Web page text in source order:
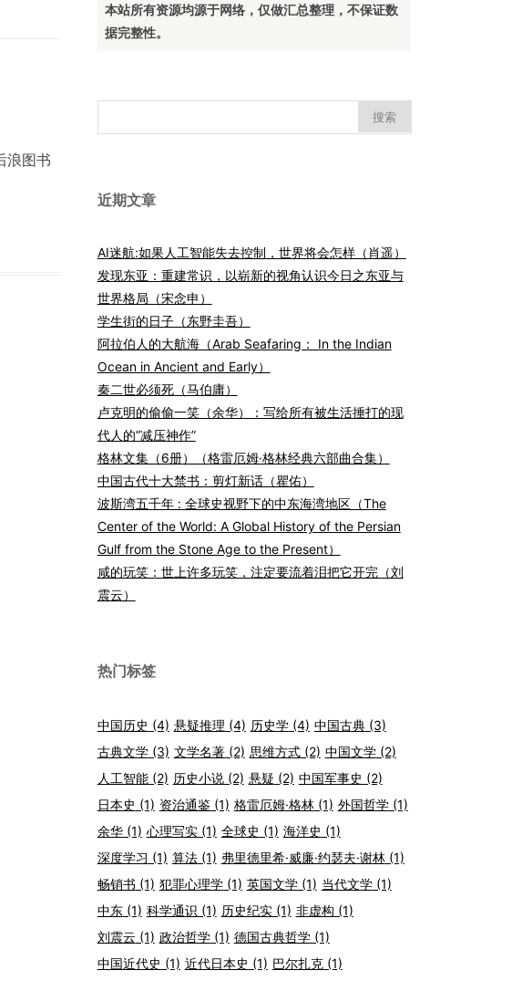
浪图书
本站所有资源均源于网络，仅做汇总整理，不保证数
据完整性。
索：
近期文章
AI迷航:如果人工智能失去控制，世界将会怎样（肖遥）
发现东亚：重建常识，以崭新的视角认识今日之东亚与
世界格局（宋念申）
学生街的日子（东野圭吾）
阿拉伯人的大航海（Arab Seafaring： In the Indian
Ocean in Ancient and Early）
秦二世必须死（马伯庸）
卢克明的偷偷一笑（余华）：写给所有被生活捶打的现
代人的“减压神作”
格林文集（6册）（格雷厄姆·格林经典六部曲合集）
中国古代十大禁书：剪灯新话（瞿佑）
波斯湾五千年 : 全球史视野下的中东海湾地区（The
Center of the World: A Global History of the Persian
Gulf from the Stone Age to the Present）
咸的玩笑：世上许多玩笑，注定要流着泪把它开完（刘
震云）
热门标签
中国历史 (4) 悬疑推理 (4) 历史学(4) 中国古典(3)
古典文学(3) 文学名著(2) 思维方式(2) 中国文学(2)
人工智能(2) 历史小说(2) 悬疑 (2) 中国军事史 (2)
日本史 (1) 资治通鉴(1) 格雷厄姆·格林(1) 外国哲学(1)
余华(1) 心理写实(1) 全球史 (1) 海洋史 (1)
深度学习 (1) 算法(1) 弗里德里希·威廉·约瑟夫·谢林(1)
畅销书 (1) 犯罪心理学(1) 英国文学(1) 当代文学(1)
中东(1) 科学通识 (1) 历史纪实(1) 非虚构 (1)
刘震云 (1) 政治哲学(1) 德国古典哲学(1)
中国近代史 (1) 近代日本史 (1) 巴尔扎克(1)